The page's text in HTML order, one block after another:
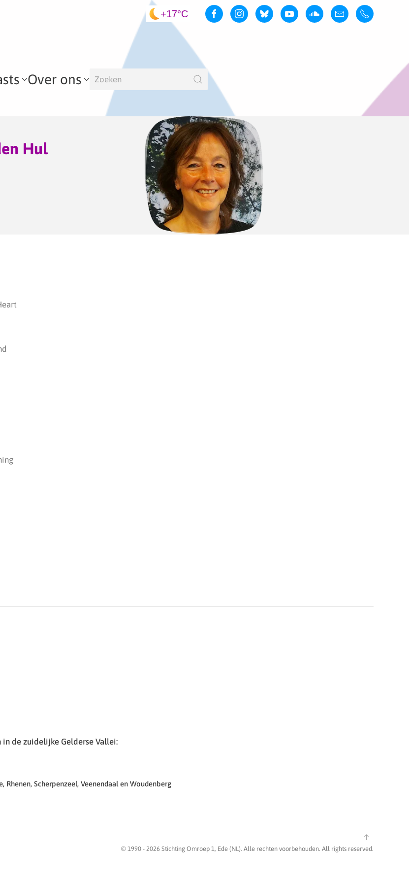
+17°C
Over ons
Hul
de zuidelijke Gelderse Vallei:
Rhenen, Scherpenzeel, Veenendaal en Woudenberg
© 1990 - 2026 Stichting Omroep 1, Ede (NL). Alle rechten voorbehouden. All rights reserved.